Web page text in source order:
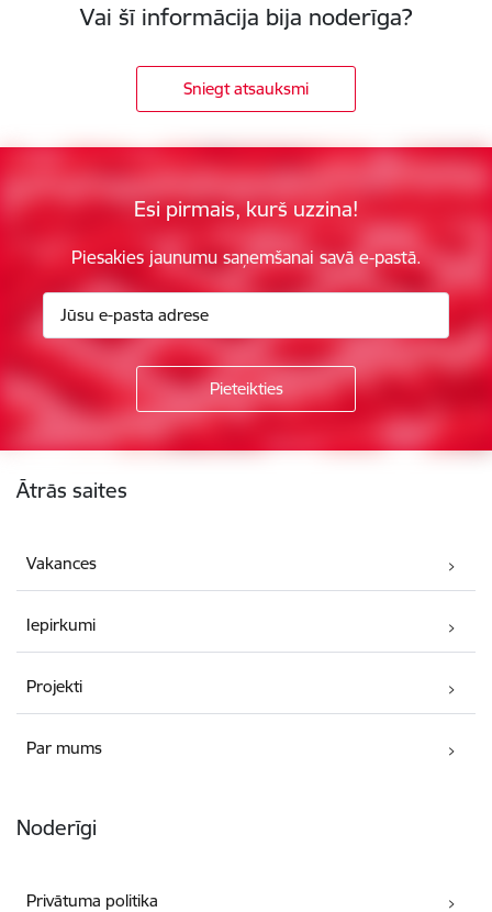
Vai šī informācija bija noderīga?
Sniegt atsauksmi
Esi pirmais, kurš uzzina!
Piesakies jaunumu saņemšanai savā e-pastā.
Ātrās saites
Vakances
Iepirkumi
Projekti
Par mums
Noderīgi
Privātuma politika